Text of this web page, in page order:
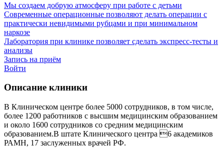
Мы создаем добрую атмосферу при работе с детьми
Современные операционные позволяют делать операции с
практически невидимыми рубцами и при минимальном
наркозе
Лаборатория при клинике позволяет сделать экспресс-тесты и
анализы
Запись на приём
Войти
Описание клиники
В Клиническом центре более 5000 сотрудников, в том числе,
более 1200 работников с высшим медицинским образованием
и около 1600 сотрудников со средним медицинским
образованием.В штате Клинического центра 6 академиков
РАМН, 17 заслуженных врачей РФ.